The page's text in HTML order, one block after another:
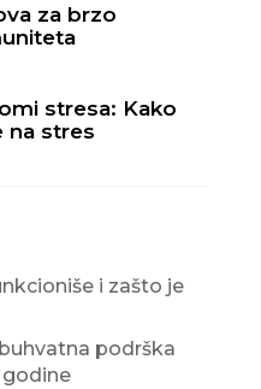
za brzo
stresa: Kako
na stres
i zašto je
podrška